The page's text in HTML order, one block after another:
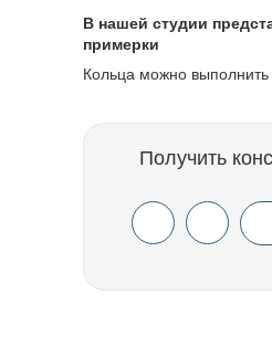
В нашей студии
примерки
Кольца можно
Получить